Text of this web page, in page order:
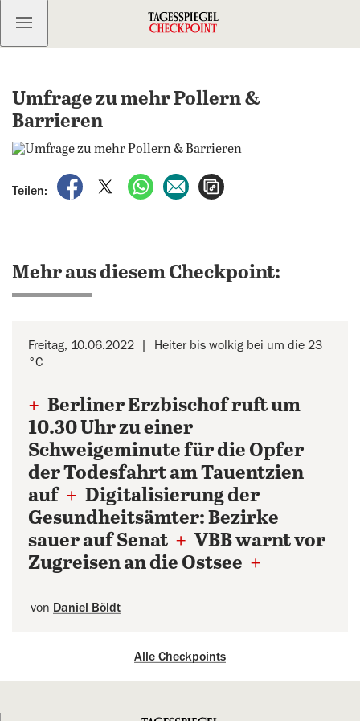
Kostenlos anmelden
Umfrage zu mehr Pollern &
Barrieren
Teilen:
auf Facebook teilen
auf X teilenper WhatsApp teilen
per E-Mail teilen
Mehr aus diesem Checkpoint:
Freitag, 10.06.2022
Heiter bis wolkig bei um die 23
°C
+ Berliner Erzbischof ruft um
10.30 Uhr zu einer
Schweigeminute für die Opfer
der Todesfahrt am Tauentzien
auf + Digitalisierung der
Gesundheitsämter: Bezirke
sauer auf Senat + VBB warnt vor
Zugreisen an die Ostsee +
von Daniel Böldt
Alle Checkpoints